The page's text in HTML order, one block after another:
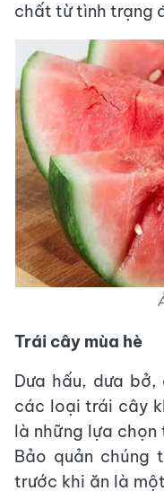
chất từ tình trạng
Trái cây mùa hè
Dưa hấu, dưa
các loại trái cây
là những lựa
Bảo quản chúng
trước khi ăn là